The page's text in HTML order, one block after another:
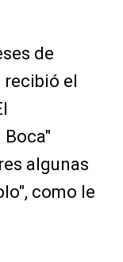
de
recibió el
Boca"
algunas
como le